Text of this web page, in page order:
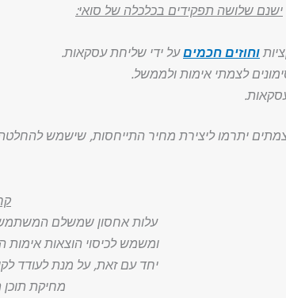
ישנם שלושה תפקידים בכלכלה של סואי:
וחוזים חכמיםעל ידי שליחת עסקאות.
לצמתי אימות ולממשל.
עלות אחסון שמשלם המשתמש
ומשמש לכיסוי הוצאות
יחד עם זאת, על מנת לעודד
מחיקת תוכן